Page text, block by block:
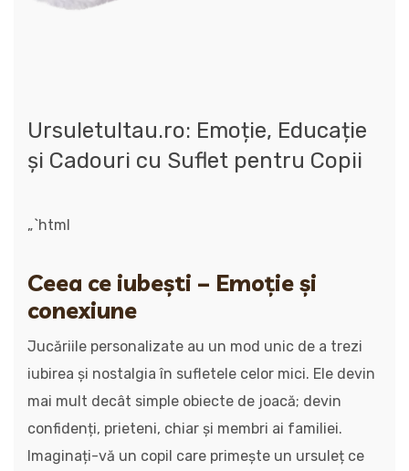
Ursuletultau.ro: Emoție, Educație
și Cadouri cu Suflet pentru Copii
„`html
Ceea ce iubești – Emoție și
conexiune
Jucăriile personalizate au un mod unic de a trezi
iubirea și nostalgia în sufletele celor mici. Ele devin
mai mult decât simple obiecte de joacă; devin
confidenți, prieteni, chiar și membri ai familiei.
Imaginați-vă un copil care primește un ursuleț ce